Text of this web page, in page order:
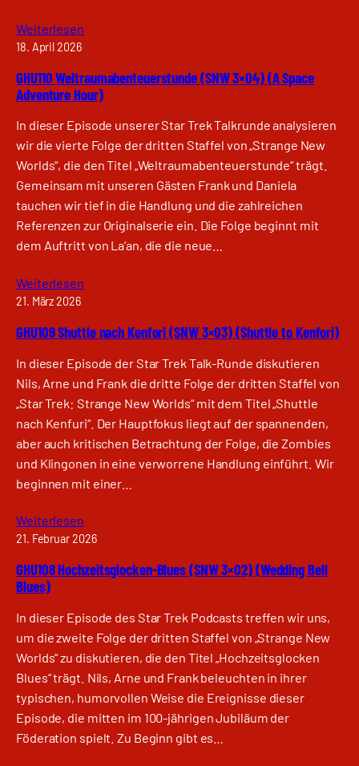
Weiterlesen
18. April 2026
GHU110 Weltraumabenteuerstunde (SNW 3×04) (A Space
Adventure Hour)
In dieser Episode unserer Star Trek Talkrunde analysieren
wir die vierte Folge der dritten Staffel von „Strange New
Worlds“, die den Titel „Weltraumabenteuerstunde“ trägt.
Gemeinsam mit unseren Gästen Frank und Daniela
tauchen wir tief in die Handlung und die zahlreichen
Referenzen zur Originalserie ein. Die Folge beginnt mit
dem Auftritt von La’an, die die neue…
Weiterlesen
21. März 2026
GHU109 Shuttle nach Kenfori (SNW 3×03) (Shuttle to Kenfori)
In dieser Episode der Star Trek Talk-Runde diskutieren
Nils, Arne und Frank die dritte Folge der dritten Staffel von
„Star Trek: Strange New Worlds“ mit dem Titel „Shuttle
nach Kenfuri“. Der Hauptfokus liegt auf der spannenden,
aber auch kritischen Betrachtung der Folge, die Zombies
und Klingonen in eine verworrene Handlung einführt. Wir
beginnen mit einer…
Weiterlesen
21. Februar 2026
GHU108 Hochzeitsglocken-Blues (SNW 3×02) (Wedding Bell
Blues)
In dieser Episode des Star Trek Podcasts treffen wir uns,
um die zweite Folge der dritten Staffel von „Strange New
Worlds“ zu diskutieren, die den Titel „Hochzeitsglocken
Blues“ trägt. Nils, Arne und Frank beleuchten in ihrer
typischen, humorvollen Weise die Ereignisse dieser
Episode, die mitten im 100-jährigen Jubiläum der
Föderation spielt. Zu Beginn gibt es…